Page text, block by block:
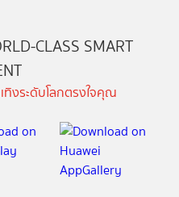
CLASS SMART
งระดับโลกตรงใจคุณ